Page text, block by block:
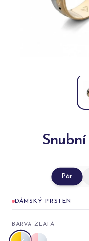
Snubní
Pár
DÁMSKÝ PRSTEN
BARVA ZLATA